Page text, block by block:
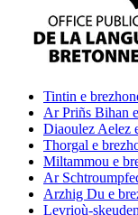
Tintin e
Ar Priñs Bihan
Diaoulez Aelez
Thorgal e
Miltammou e
Ar
Arzhig Du e
Levrioù-